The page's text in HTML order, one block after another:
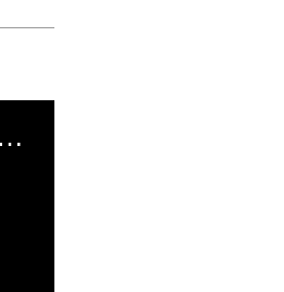
El mal momento de Yanina Gasañol con un hincha argentino en "Subrayado"